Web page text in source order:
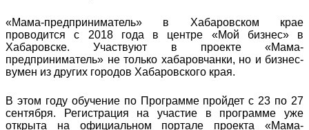
«Мама-предприниматель» в Хабаровском крае
проводится с 2018 года в центре «Мой бизнес» в
Хабаровске. Участвуют в проекте «Мама-
предприниматель» не только хабаровчанки, но и бизнес-
вумен из других городов Хабаровского края.
В этом году обучение по Программе пройдет с 23 по 27
сентября. Регистрация на участие в программе уже
открыта на официальном портале проекта «Мама-